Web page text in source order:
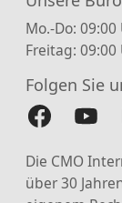
Mo.-Do:
Freitag:
Folgen Sie
Die CMO
über 30